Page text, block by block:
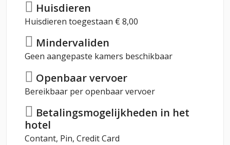
Huisdieren
Huisdieren toegestaan € 8,00
Mindervaliden
Geen aangepaste kamers beschikbaar
Openbaar vervoer
Bereikbaar per openbaar vervoer
Betalingsmogelijkheden in het
hotel
Contant, Pin, Credit Card